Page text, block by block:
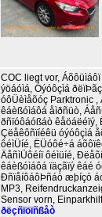
COC liegt vor,
ýöáóìá, Óýóôçìá
óôÜèìåõóç Parktronic
êáèßóìáôá åìðñüò,
ðñïóôáóßáò êåöáëéïý,
Çëåêôñïíéêü óýóôçìá
ôéìÜíé, ËÜóôé÷á
ÄåñìÜôéíï ôéìüíé,
êáèßóìáôá ïäçãïý êáé
ÐñïåíôáôÞñáò æþíçò
MP3,
Sensor vorn,
ðëçñïöïñßåò